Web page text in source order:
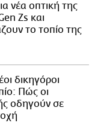
νέα οπτική της
Zs και
το τοπίο της
δικηγόροι
Πώς οι
οδηγούν σε